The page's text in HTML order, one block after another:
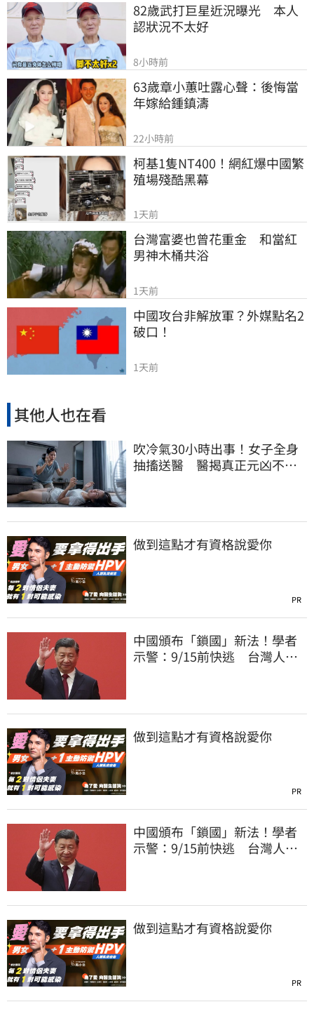
82歲武打巨星近況曝光　本人
認狀況不太好
8小時前
63歲章小蕙吐露心聲：後悔當
年嫁給鍾鎮濤
22小時前
柯基1隻NT400！網紅爆中國繁
殖場殘酷黑幕
1天前
台灣富婆也曾花重金　和當紅
男神木桶共浴
1天前
中國攻台非解放軍？外媒點名2
破口！
1天前
其他人也在看
吹冷氣30小時出事！女子全身
抽搐送醫 醫揭真正元凶不是
做到這點才有資格說愛你
PR
中國頒布「鎖國」新法！學者
示警：9/15前快逃 台灣人也
做到這點才有資格說愛你
PR
中國頒布「鎖國」新法！學者
示警：9/15前快逃 台灣人也
做到這點才有資格說愛你
PR